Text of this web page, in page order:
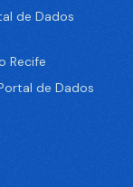
de Dados
Recife
de Dados